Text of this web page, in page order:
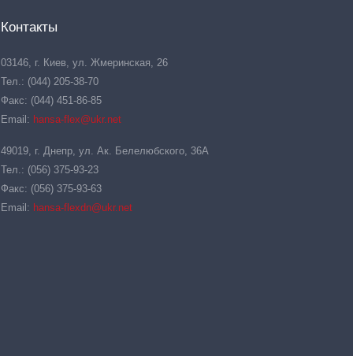
Контакты
03146, г. Киев, ул. Жмеринская, 26
Тел.: (044) 205-38-70
Факс: (044) 451-86-85
Email: hansa-flex@ukr.net
49019, г. Днепр, ул. Ак. Белелюбского, 36А
Тел.: (056) 375-93-23
Факс: (056) 375-93-63
Email: hansa-flexdn@ukr.net